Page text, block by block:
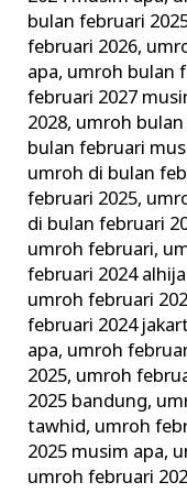
bulan februari
februari 2026,
apa, umroh bulan
februari 2027
2028, umroh
bulan februari
umroh di bulan
februari 2025,
di bulan februari
umroh februari,
februari 2024
umroh februari
februari 2024
apa, umroh
2025, umroh
2025 bandung,
tawhid, umroh
2025 musim apa,
umroh februari